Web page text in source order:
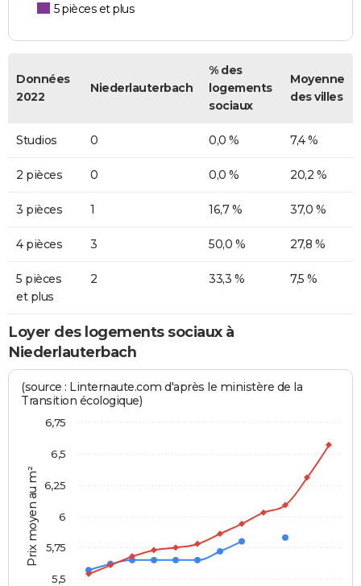
5 pièces et plus
Données
2022
Niederlauterbach
% des
logements
sociaux
Moyenne
des villes
Studios 0 0,0 % 7,4 %
2 pièces 0 0,0 % 20,2 %
3 pièces 1 16,7 % 37,0 %
4 pièces 3 50,0 % 27,8 %
5 pièces
et plus
2 33,3 % 7,5 %
Loyer des logements sociaux à
Niederlauterbach
Prix moyen au m²
(source : Linternaute.com d'après le ministère de la
Transition écologique)
5,5
5,75
6
6,25
6,5
6,75